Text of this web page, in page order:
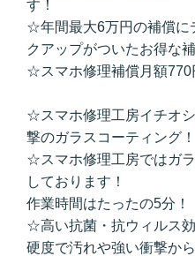
す！
☆年間最大6万円の補償に
クアップがついたお得な
☆スマホ修理補償月額770
☆スマホ修理工房イチオ
撃のガラスコーティング！
☆スマホ修理工房ではガ
しております！
作業時間はたったの5分！
☆高い抗菌・抗ウィルス
硬度で汚れや強い衝撃か